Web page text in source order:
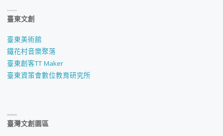
臺東文創
臺東美術館
鐵花村音樂聚落
臺東創客TT Maker
臺東資策會數位教育研究所
臺灣文創園區